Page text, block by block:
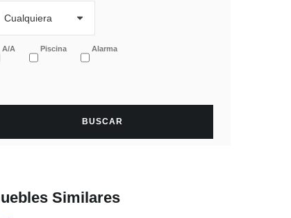
A/A Piscina Alarma
Similares